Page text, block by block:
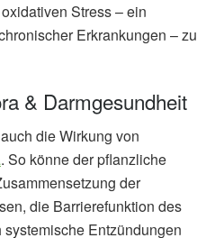
Stress – ein
Erkrankungen – zu
& Darmgesundheit
die Wirkung von
. So könne der pflanzliche
der
die Barrierefunktion des
Entzündungen